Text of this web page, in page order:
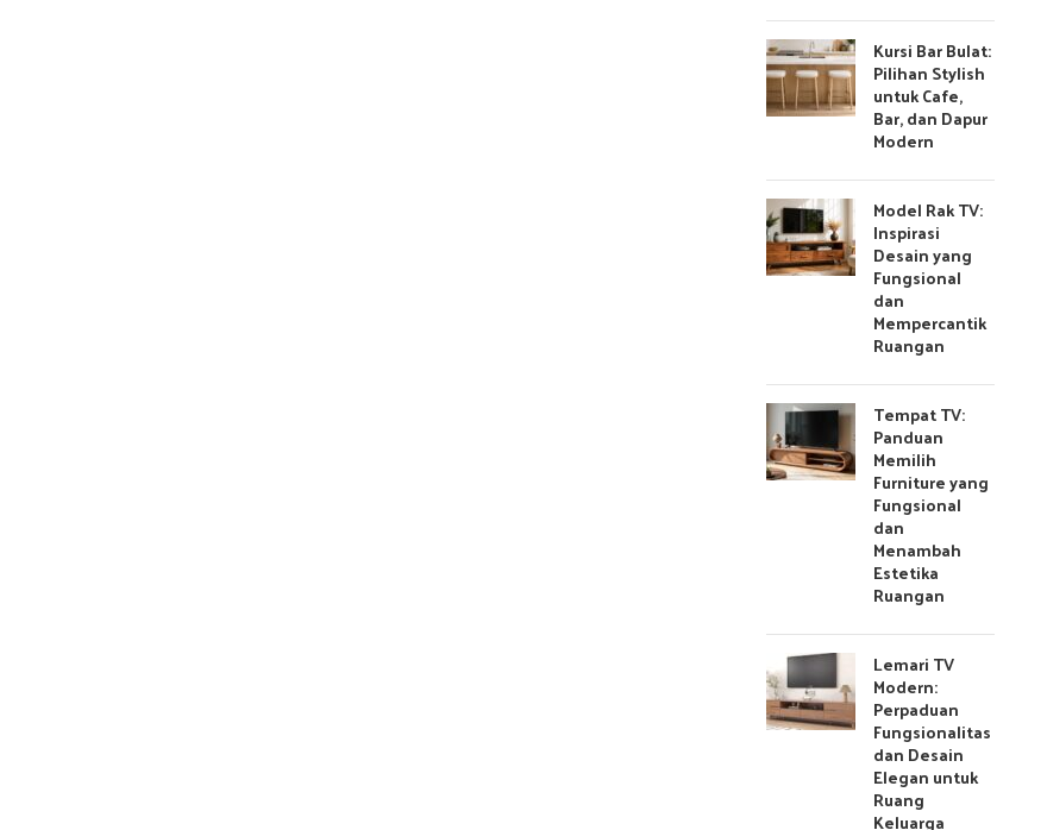
Kursi Bar Bulat:
Pilihan Stylish
untuk Cafe,
Bar, dan Dapur
Modern
Model Rak TV:
Inspirasi
Desain yang
Fungsional
dan
Mempercantik
Ruangan
Tempat TV:
Panduan
Memilih
Furniture yang
Fungsional
dan
Menambah
Estetika
Ruangan
Lemari TV
Modern:
Perpaduan
Fungsionalitas
dan Desain
Elegan untuk
Ruang
Keluarga